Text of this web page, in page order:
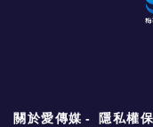
關於愛傳媒 隱私權